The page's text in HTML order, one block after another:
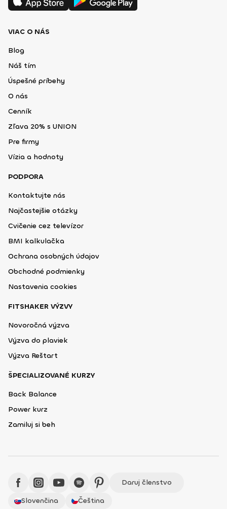
VIAC O NÁS
Blog
Náš tím
Úspešné príbehy
O nás
Cenník
Zľava 20% s UNION
Pre firmy
Vízia a hodnoty
PODPORA
Kontaktujte nás
Najčastejšie otázky
Cvičenie cez televízor
BMI kalkulačka
Ochrana osobných údajov
Obchodné podmienky
Nastavenia cookies
FITSHAKER VÝZVY
Novoročná výzva
Výzva do plaviek
Výzva Reštart
ŠPECIALIZOVANÉ KURZY
Back Balance
Power kurz
Zamiluj si beh
Daruj členstvo
Slovenčina
Čeština